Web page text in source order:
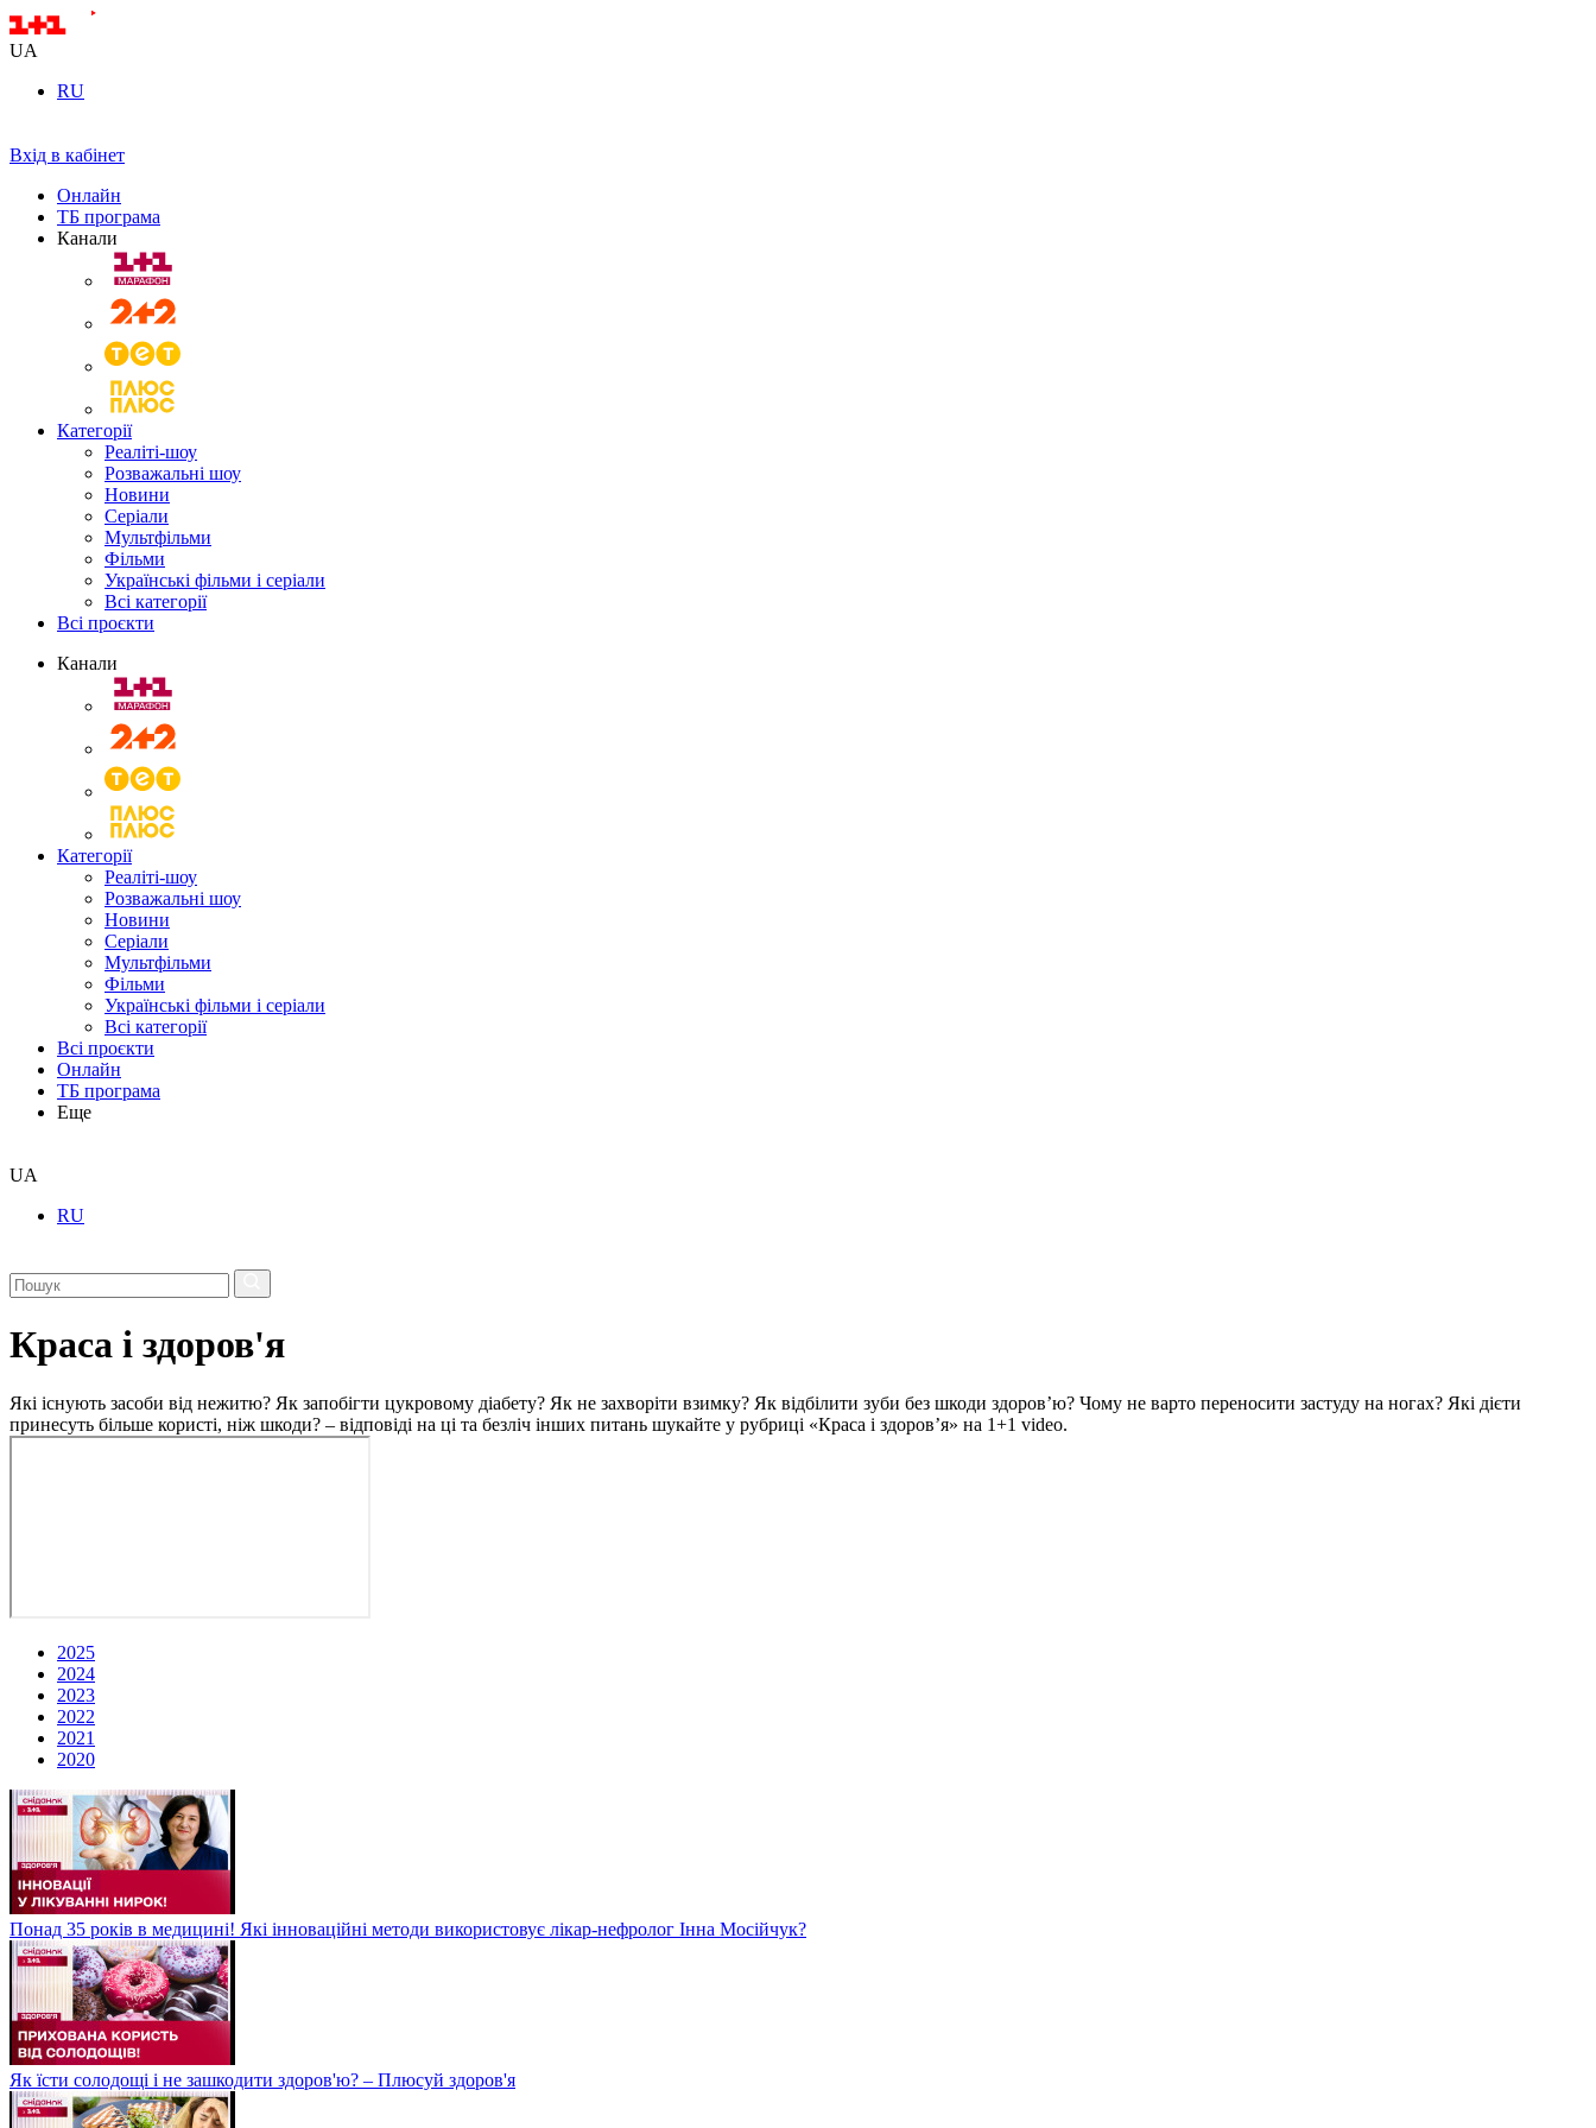
UA
RU
Вхід в кабінет
Онлайн
ТБ програма
Канали
Категорії
Реаліті-шоу
Розважальні шоу
Новини
Серіали
Мультфільми
Фільми
Українські фільми і серіали
Всі категорії
Всі проєкти
Канали
Категорії
Реаліті-шоу
Розважальні шоу
Новини
Серіали
Мультфільми
Фільми
Українські фільми і серіали
Всі категорії
Всі проєкти
Онлайн
ТБ програма
Еще
UA
RU
Краса і здоров'я
Які існують засоби від нежитю? Як запобігти цукровому діабету? Як не захворіти взимку? Як відбілити зуби без шкоди здоров’ю? Чому не варто переносити застуду на ногах? Які дієти
принесуть більше користі, ніж шкоди? – відповіді на ці та безліч інших питань шукайте у рубриці «Краса і здоров’я» на 1+1 video.
2025
2024
2023
2022
2021
2020
Понад 35 років в медицині! Які інноваційні методи використовує лікар-нефролог Інна Мосійчук?
Як їсти солодощі і не зашкодити здоров'ю? – Плюсуй здоров'я